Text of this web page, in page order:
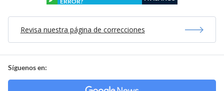
Revisa nuestra página de correcciones
Síguenos en: